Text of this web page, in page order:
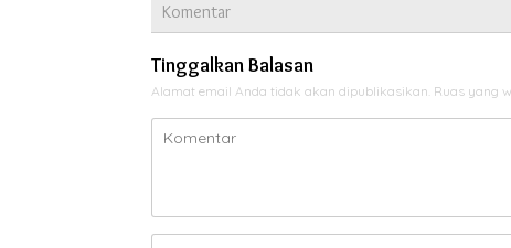
Komentar
Tinggalkan Balasan
Alamat email Anda tidak akan dipublikasikan. Ruas yang